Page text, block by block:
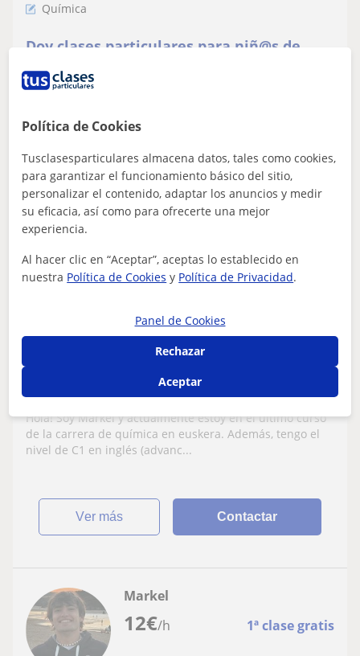
Química
Doy clases particulares para niñ@s de
biología, química, lengua e inglés
Markel
Urduliz, Sopelana
Química: Matemáticas básicas
Clases de matemáticas, física/química y
idiomas para niñ@s tanto de primaria
(LH) como de secundaria (DBH)
Hola! Soy Markel y actualmente estoy en el último curso
de la carrera de química en euskera. Además, tengo el
nivel de C1 en inglés (advanc...
ver más Contactar
12€/h 1ª clase gratis
Markel
Política de Cookies
Tusclasesparticulares almacena datos, tales como cookies,
para garantizar el funcionamiento básico del sitio,
personalizar el contenido, adaptar los anuncios y medir
su eficacia, así como para ofrecerte una mejor
experiencia.
Al hacer clic en “Aceptar”, aceptas lo establecido en
nuestra Política de Cookies y Política de Privacidad.
Panel de Cookies
Rechazar
Aceptar